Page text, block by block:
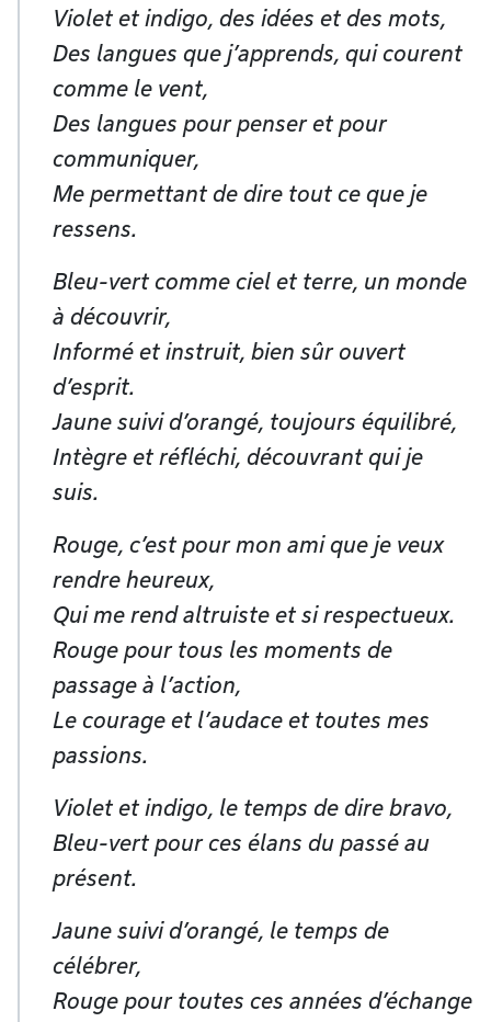
Violet et indigo, des idées et des mots,
Des langues que j’apprends, qui courent
comme le vent,
Des langues pour penser et pour
communiquer,
Me permettant de dire tout ce que je
ressens.
Bleu-vert comme ciel et terre, un monde
à découvrir,
Informé et instruit, bien sûr ouvert
d’esprit.
Jaune suivi d’orangé, toujours équilibré,
Intègre et réfléchi, découvrant qui je
suis.
Rouge, c’est pour mon ami que je veux
rendre heureux,
Qui me rend altruiste et si respectueux.
Rouge pour tous les moments de
passage à l’action,
Le courage et l’audace et toutes mes
passions.
Violet et indigo, le temps de dire bravo,
Bleu-vert pour ces élans du passé au
présent.
Jaune suivi d’orangé, le temps de
célébrer,
Rouge pour toutes ces années d’échange